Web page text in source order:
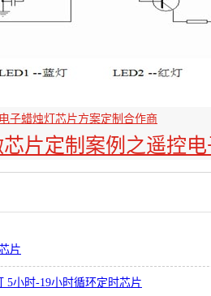
子蜡烛灯芯片方案定制合作商
芯片定制案例之遥控
片
5小时-19小时循环定时芯片